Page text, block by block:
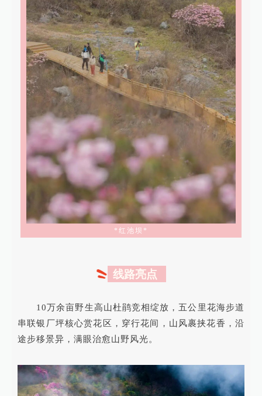
*红池坝*
线路亮点
10万余亩野生高山杜鹃竞相绽放，五公里花海步道
串联银厂坪核心赏花区，穿行花间，山风裹挟花香，沿
途步移景异，满眼治愈山野风光。